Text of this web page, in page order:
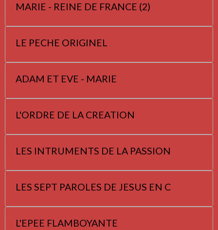
MARIE - REINE DE FRANCE (2)
LE PECHE ORIGINEL
ADAM ET EVE - MARIE
L'ORDRE DE LA CREATION
LES INTRUMENTS DE LA PASSION
LES SEPT PAROLES DE JESUS EN C
L'EPEE FLAMBOYANTE